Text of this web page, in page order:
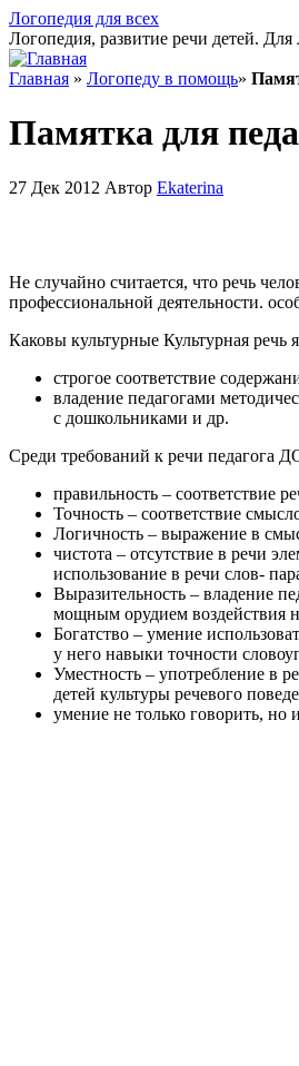
Логопедия для всех
Логопедия, развитие речи детей.
Главная » Логопеду в помощь»
Памятка для
27 Дек 2012 Автор Ekaterina
Не случайно считается, что речь
профессиональной деятельности.
Каковы культурные Культурная речь
строгое соответствие
владение педагогами
с дошкольниками и др.
Среди требований к речи педагога
правильность – соответствие
Точность – соответствие
Логичность – выражение в
чистота – отсутствие в речи
использование в речи слов-
Выразительность – владение
мощным орудием воздействия
Богатство – умение
у него навыки точности
Уместность – употребление в
детей культуры речевого
умение не только говорить, но